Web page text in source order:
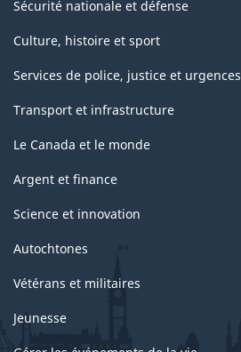
Sécurité nationale et défense
Culture, histoire et sport
Services de police, justice et urgences
Transport et infrastructure
Le Canada et le monde
Argent et finance
Science et innovation
Autochtones
Vétérans et militaires
Jeunesse